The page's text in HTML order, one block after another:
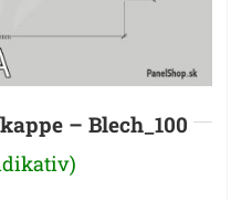
– Blech_100